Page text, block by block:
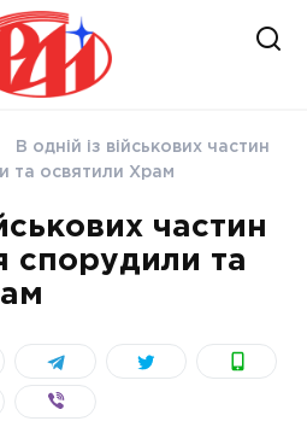
В одній із військових частин
та освятили Храм
частин
спорудили та